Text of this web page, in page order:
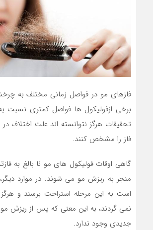
فازهای مو در فواصل زمانی مختلف به
برخی ازفولیکول ها فواصل کمتری نسبت
تحقیقات هرگز نتوانسته اند علت اختلاف
فاز را مشخص کنند.
گاهی اوقات فولیکول های مو نا بالغ به
منجر به ریزش مو می شوند. در موارد
است به این مرحله استراحت برسند و هرگز
نمی گردند، به این معنی که پس از ریزش
جدیدی وجود ندارد.